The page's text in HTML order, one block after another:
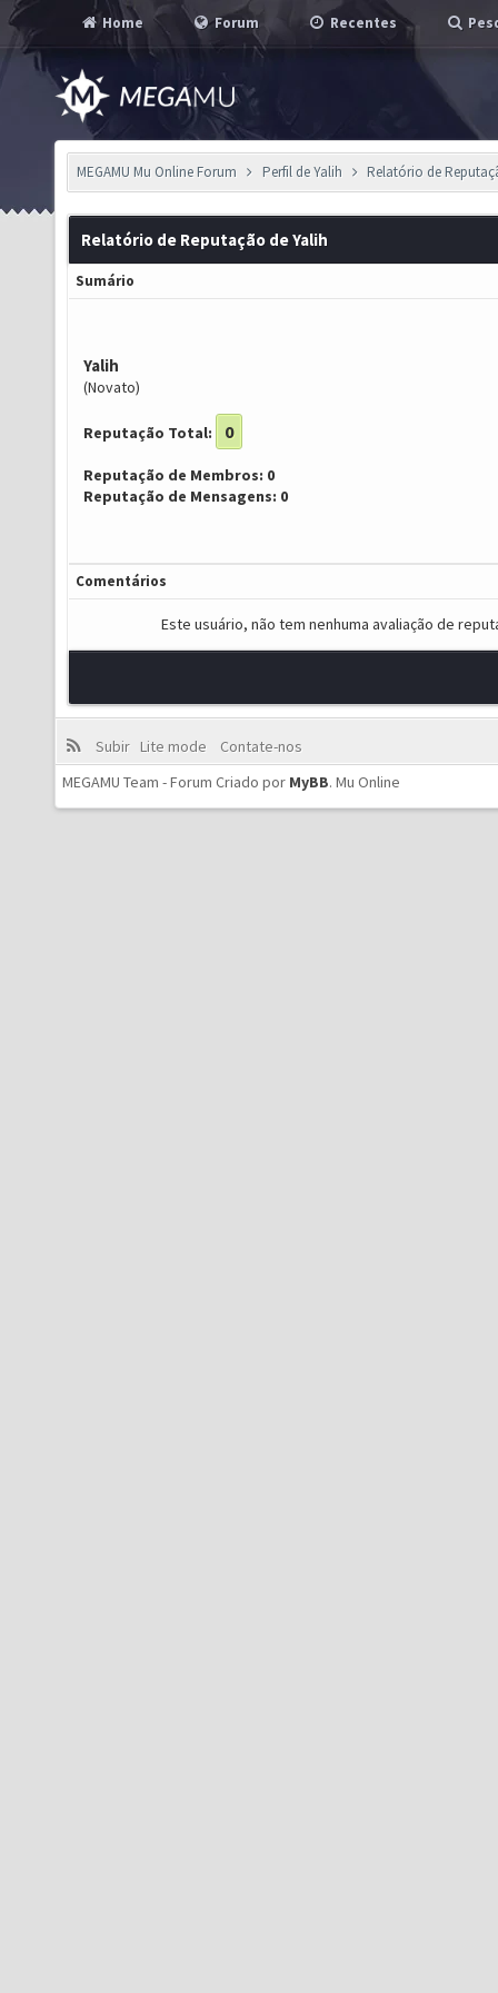
Home Forum Recentes
MEGAMU Mu Online Forum Perfil de Yalih Relatório de
Relatório de Reputação de Yalih
Sumário
Yalih
(Novato)
Reputação Total: 0
Reputação de Membros: 0
Reputação de Mensagens: 0
Comentários
Este usuário, não tem nenhuma avaliação de
Subir Lite mode
Contate-nos
MEGAMU Team - Forum Criado por MyBB. Mu Online